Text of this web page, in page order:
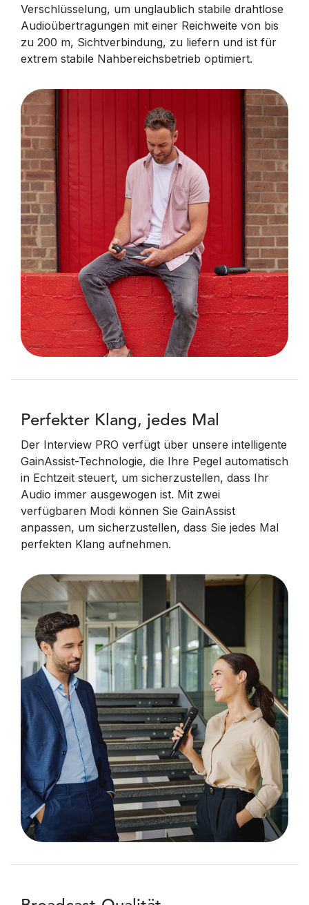
Verschlüsselung, um unglaublich stabile drahtlose
Audioübertragungen mit einer Reichweite von bis
zu 200 m, Sichtverbindung, zu liefern und ist für
extrem stabile Nahbereichsbetrieb optimiert.
Perfekter Klang, jedes Mal
Der Interview PRO verfügt über unsere intelligente
GainAssist-Technologie, die Ihre Pegel automatisch
in Echtzeit steuert, um sicherzustellen, dass Ihr
Audio immer ausgewogen ist. Mit zwei
verfügbaren Modi können Sie GainAssist
anpassen, um sicherzustellen, dass Sie jedes Mal
perfekten Klang aufnehmen.